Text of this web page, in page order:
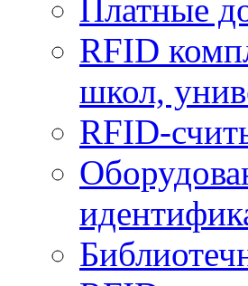
Платные
RFID
школ,
RFID-